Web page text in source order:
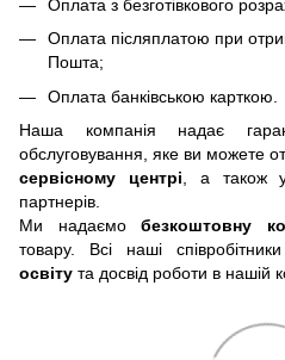
Оплата з безготівкового
Оплата післяплатою при
Пошта;
Оплата банківською карткою.
Наша компанія надає
обслуговування, яке ви можете
сервісному центрі , а також
партнерів.
Ми надаємобезкоштовну
товару. Всі наші співробітники
освіту та досвід роботи в нашій